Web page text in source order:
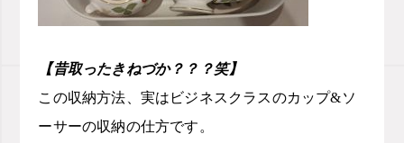
【昔取ったきねづか？？？笑】
この収納方法、実はビジネスクラスのカップ&ソ
ーサーの収納の仕方です。